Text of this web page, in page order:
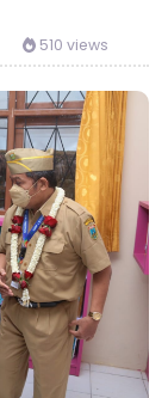
510 views